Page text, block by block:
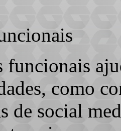
funcionais
como
de social